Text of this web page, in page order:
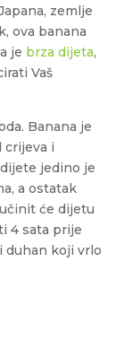
zemlje
ova banana
je brza dijeta,
Vaš
Banana je
crijeva i
jedino je
a ostatak
će dijetu
4 sata prije
duhan koji vrlo